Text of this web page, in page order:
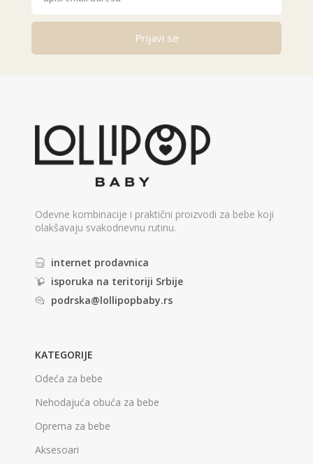
Prijavi se
Odevne kombinacije i praktični proizvodi za bebe koji
olakšavaju svakodnevnu rutinu.
internet prodavnica
isporuka na teritoriji Srbije
podrska@lollipopbaby.rs
KATEGORIJE
Odeća za bebe
Nehodajuća obuća za bebe
Oprema za bebe
Aksesoari